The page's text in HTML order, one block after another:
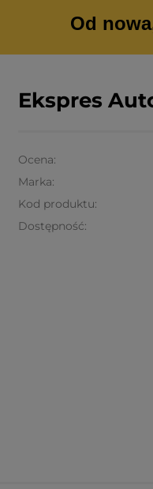
Od
Ekspres
Ocena:
Marka:
Kod produktu:
Dostępność: